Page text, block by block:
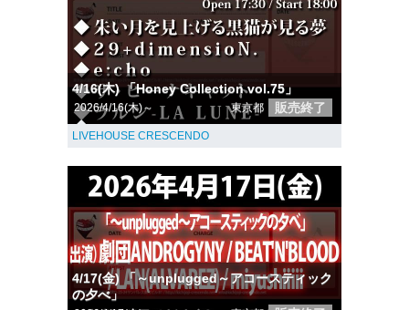
4/16(木) 「Honey Collection vol.75」
2026/4/16(木)～ 東京都 販売終了
LIVEHOUSE CRESCENDO
4/17(金) 「～unplugged～アコースティック
の夕べ」